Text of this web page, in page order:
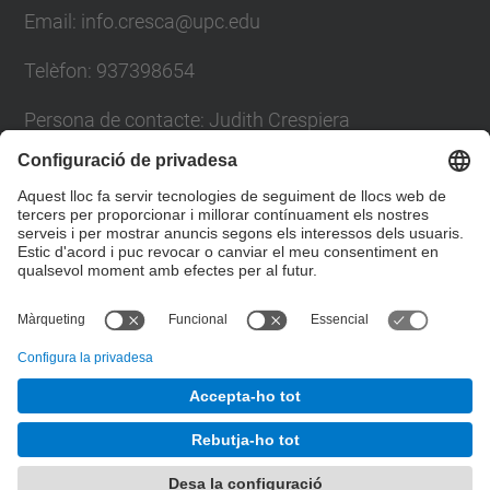
Email: info.cresca@upc.edu
Telèfon: 937398654
Persona de contacte: Judith Crespiera
Formulari de contacte
Llista Xarxes Socials
Desenvolupat amb